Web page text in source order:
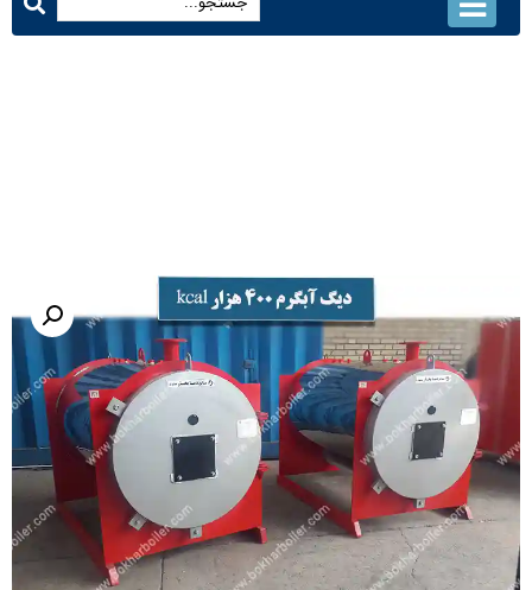
دیگ آبگرم 400000 کیلو کالری